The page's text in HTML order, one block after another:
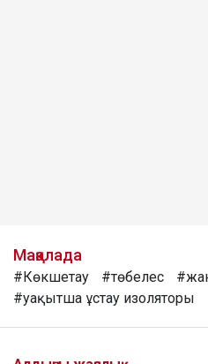
Мақалада
#Көкшетау #төбелес
#уақытша ұстау изоляторы